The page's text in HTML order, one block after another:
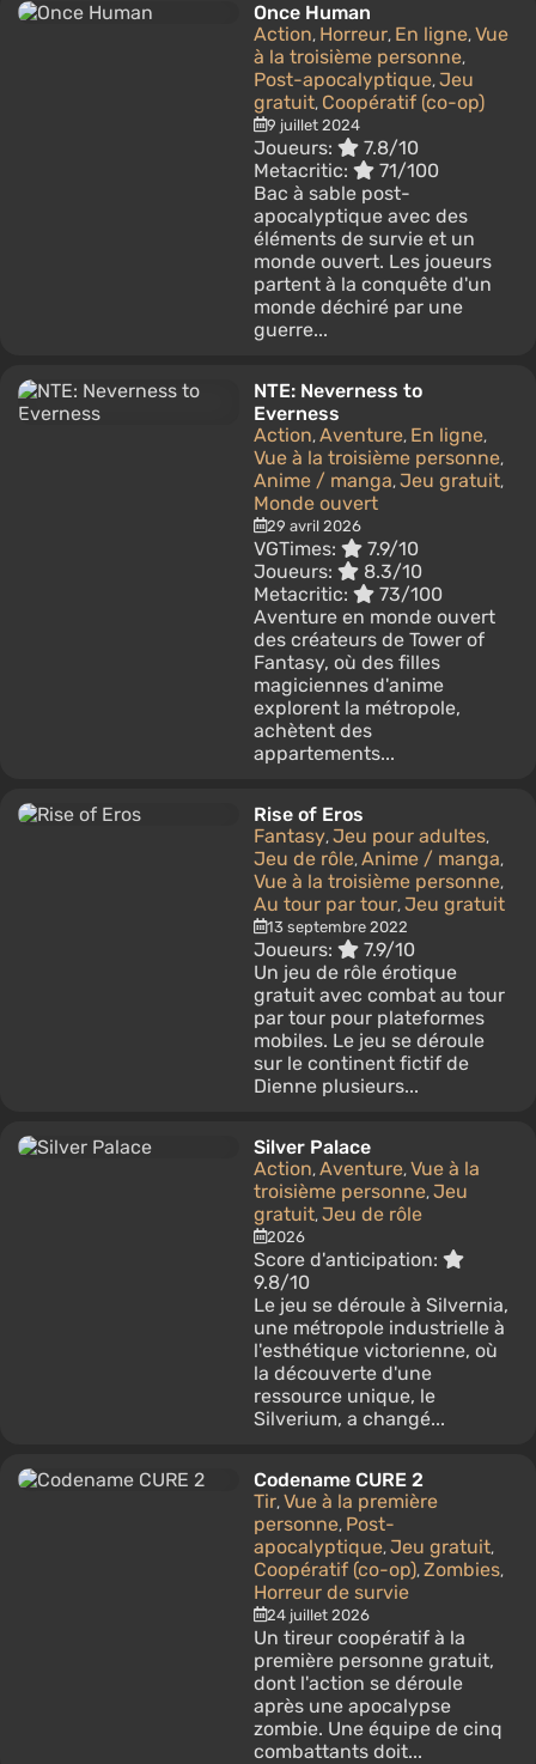
Once Human
Action, Horreur, En ligne, Vue
à la troisième personne,
Post-apocalyptique, Jeu
gratuit, Coopératif (co-op)
9 juillet 2024
Joueurs:
7.8/10
Metacritic:
71/100
Bac à sable post-
apocalyptique avec des
éléments de survie et un
monde ouvert. Les joueurs
partent à la conquête d'un
monde déchiré par une
guerre...
NTE: Neverness to
Everness
Action, Aventure, En ligne,
Vue à la troisième personne,
Anime / manga, Jeu gratuit,
Monde ouvert
29 avril 2026
VGTimes:
7.9/10
Joueurs:
8.3/10
Metacritic:
73/100
Aventure en monde ouvert
des créateurs de Tower of
Fantasy, où des filles
magiciennes d'anime
explorent la métropole,
achètent des
appartements...
Rise of Eros
Fantasy, Jeu pour adultes,
Jeu de rôle, Anime / manga,
Vue à la troisième personne,
Au tour par tour, Jeu gratuit
13 septembre 2022
Joueurs:
7.9/10
Un jeu de rôle érotique
gratuit avec combat au tour
par tour pour plateformes
mobiles. Le jeu se déroule
sur le continent fictif de
Dienne plusieurs...
Silver Palace
Action, Aventure, Vue à la
troisième personne, Jeu
gratuit, Jeu de rôle
2026
Score d'anticipation:
9.8/10
Le jeu se déroule à Silvernia,
une métropole industrielle à
l'esthétique victorienne, où
la découverte d'une
ressource unique, le
Silverium, a changé...
Codename CURE 2
Tir, Vue à la première
personne, Post-
apocalyptique, Jeu gratuit,
Coopératif (co-op), Zombies,
Horreur de survie
24 juillet 2026
Un tireur coopératif à la
première personne gratuit,
dont l'action se déroule
après une apocalypse
zombie. Une équipe de cinq
combattants doit...